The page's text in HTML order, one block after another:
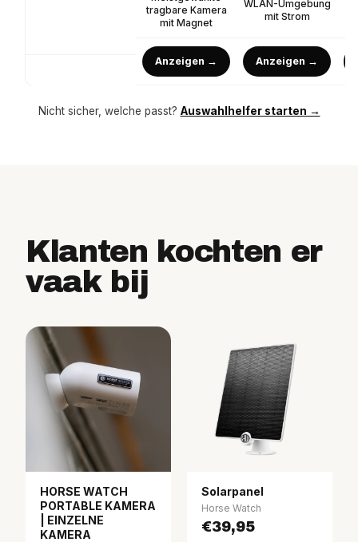
tragbare Kamera
mit Magnet
WLAN-Umgebung
mit Strom
Anzeigen → Anzeigen →
Nicht sicher, welche passt? Auswahlhelfer starten →
Klanten kochten er
vaak bij
HORSE WATCH
PORTABLE KAMERA
| EINZELNE
KAMERA
Solarpanel
Horse Watch
€39,95